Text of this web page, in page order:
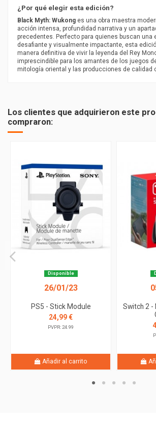
¿Por qué elegir esta edición?
Black Myth: Wukong es una obra maestra
acción intensa, profundidad narrativa y un
precedentes. Perfecto para quienes buscan una
desafiante y visualmente impactante, esta
manera definitiva de vivir la leyenda del Rey
imprescindible para los amantes de los juegos
mitología oriental y las producciones de calidad
Los clientes que adquirieron este
compraron:
Disponible
26/01/23
PS5 - Stick Module
24,99 €
PVPR: 24.99
Añadir al carrito
Switch 2 -